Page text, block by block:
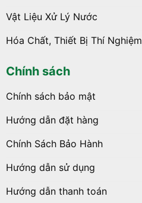
Vật Liệu Xử Lý Nước
Hóa Chất, Thiết Bị Thí Nghiệm
Chính sách
Chính sách bảo mật
Hướng dẫn đặt hàng
Chính Sách Bảo Hành
Hướng dẫn sử dụng
Hướng dẫn thanh toán